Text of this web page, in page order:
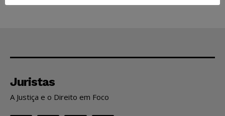
Juristas
A Justiça e o Direito em Foco